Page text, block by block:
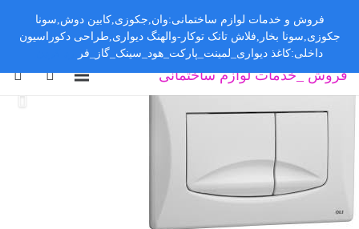
فروش _خدمات لوازم ساختمانی
فروش و خدمات لوازم ساختمانی:وان,جکوزی,کابین دوش,سونا
جکوزی,سونا بخار,فلاش تانک توکار-والهنگ دیواری,طراحی دکوراسیون
داخلی:کاغذ دیواری_لمینت_پارکت_هود_سینک_گاز_فر